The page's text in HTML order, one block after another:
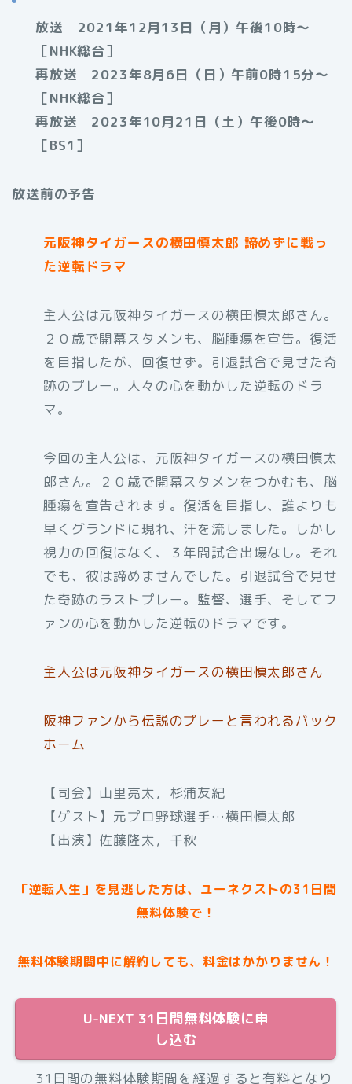
放送 2021年12月13日（月）午後10時〜
［NHK総合］
再放送 2023年8月6日（日）午前0時15分〜
［NHK総合］
再放送 2023年10月21日（土）午後0時〜
［BS1］
放送前の予告
元阪神タイガースの横田慎太郎 諦めずに戦っ
た逆転ドラマ
主人公は元阪神タイガースの横田慎太郎さん。
２０歳で開幕スタメンも、脳腫瘍を宣告。復活
を目指したが、回復せず。引退試合で見せた奇
跡のプレー。人々の心を動かした逆転のドラ
マ。
今回の主人公は、元阪神タイガースの横田慎太
郎さん。２０歳で開幕スタメンをつかむも、脳
腫瘍を宣告されます。復活を目指し、誰よりも
早くグランドに現れ、汗を流しました。しかし
視力の回復はなく、３年間試合出場なし。それ
でも、彼は諦めませんでした。引退試合で見せ
た奇跡のラストプレー。監督、選手、そしてフ
ァンの心を動かした逆転のドラマです。
主人公は元阪神タイガースの横田慎太郎さん
阪神ファンから伝説のプレーと言われるバック
ホーム
【司会】山里亮太，杉浦友紀
【ゲスト】元プロ野球選手…横田慎太郎
【出演】佐藤隆太，千秋
「逆転人生」を見逃した方は、ユーネクストの31日間
無料体験で！
無料体験期間中に解約しても、料金はかかりません！
U-NEXT 31日間無料体験に申
し込む
31日間の無料体験期間を経過すると有料となり